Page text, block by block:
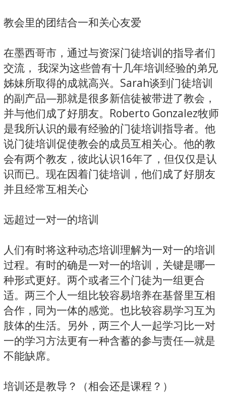
教会里的团结合一和关心友爱
在墨西哥市，通过与资深门徒培训的指导者们
交流， 我深为这些曾有十几年培训经验的弟兄
姊妹所取得的成就高兴。Sarah谈到门徒培训
的副产品—那就是很多新信徒被带进了教会，
并与他们成了好朋友。Roberto Gonzalez牧师
是我所认识的最有经验的门徒培训指导者。他
说门徒培训促使教会的成员互相关心。他的教
会有两个教友，彼此认识16年了，但仅仅是认
识而已。现在因着门徒培训，他们成了好朋友
并且经常互相关心
远超过一对一的培训
人们有时将这种动态培训理解为一对一的培训
过程。有时的确是一对一的培训，关键是哪一
种形式更好。两个或者三个门徒为一组更合
适。两三个人一组比较容易培养在基督里互相
合作，同为一体的感觉。也比较容易学习互为
肢体的生活。另外，两三个人一起学习比一对
一的学习方法更有一种含蓄的参与责任—就是
不能缺席。
培训还是教导？（相会还是课程？）